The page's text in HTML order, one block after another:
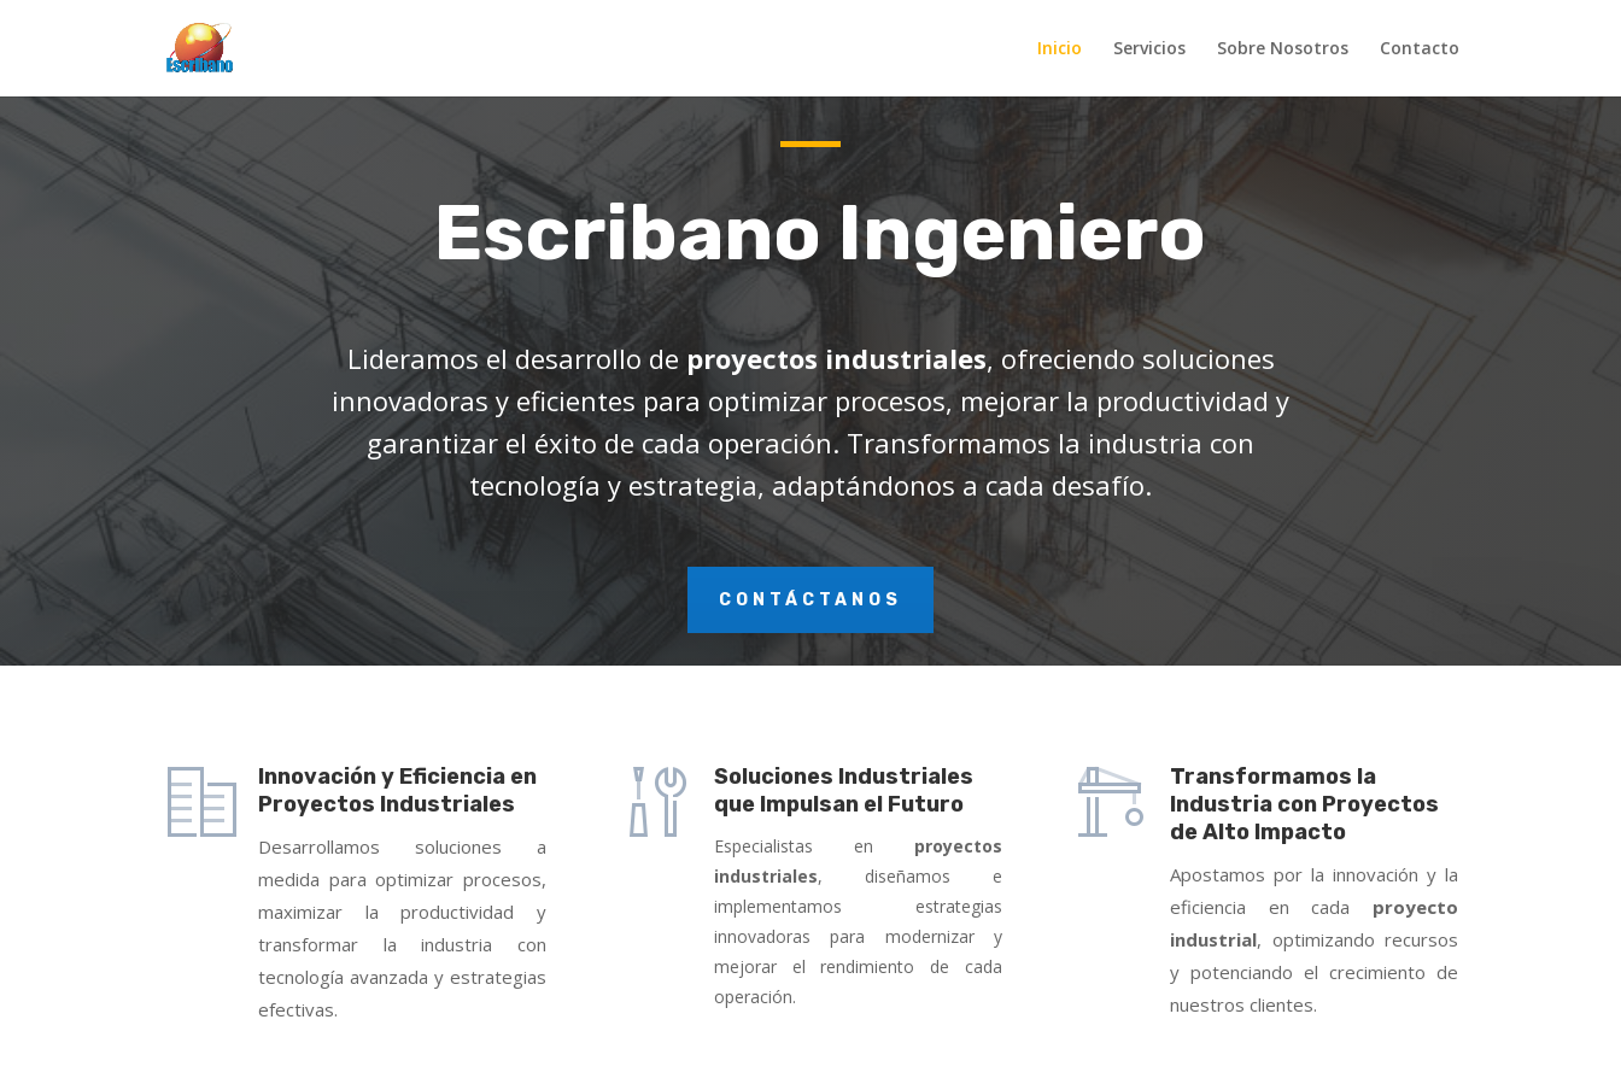
Inicio Servicios Sobre Nosotros Contacto
Escribano Ingeniero
Lideramos el desarrollo de proyectos industriales, ofreciendo soluciones
innovadoras y eficientes para optimizar procesos, mejorar la productividad y
garantizar el éxito de cada operación. Transformamos la industria con
tecnología y estrategia, adaptándonos a cada desafío.
CONTÁCTANOS
Innovación y Eficiencia en
Proyectos Industriales
Desarrollamos soluciones a
medida para optimizar procesos,
maximizar la productividad y
transformar la industria con
tecnología avanzada y estrategias
efectivas.
Soluciones Industriales
que Impulsan el Futuro
Especialistas en proyectos
industriales, diseñamos e
implementamos estrategias
innovadoras para modernizar y
mejorar el rendimiento de cada
operación.
Transformamos la
Industria con Proyectos
de Alto Impacto
Apostamos por la innovación y la
eficiencia en cada proyecto
industrial, optimizando recursos
y potenciando el crecimiento de
nuestros clientes.